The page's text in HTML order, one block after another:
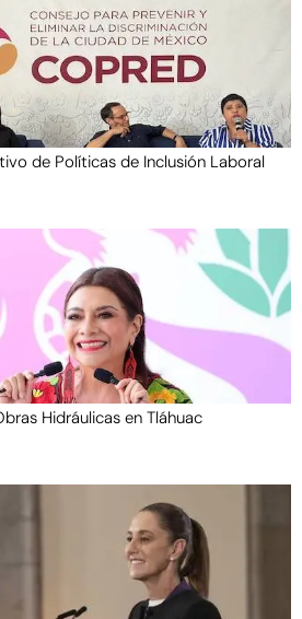
de Políticas de Inclusión Laboral
Hidráulicas en Tláhuac